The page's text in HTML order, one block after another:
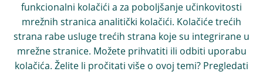
funkcionalni kolačići a za poboljšanje učinkovitosti
mrežnih stranica analitički kolačići. Kolačiće trećih
strana rabe usluge trećih strana koje su integrirane u
mrežne stranice. Možete prihvatiti ili odbiti uporabu
kolačića. Želite li pročitati više o ovoj temi? Pregledati